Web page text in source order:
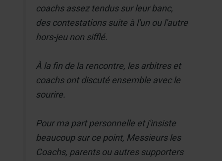
coachs assez tendus sur leur banc,
des contestations suite à l'un ou l'autre
hors-jeu non sifflé.
À la fin de la rencontre, les arbitres et
coachs ont discuté ensemble avec le
sourire.
Pour ma part personnelle et j'insiste
beaucoup sur ce point, Messieurs les
Coachs, parents ou autres supporters